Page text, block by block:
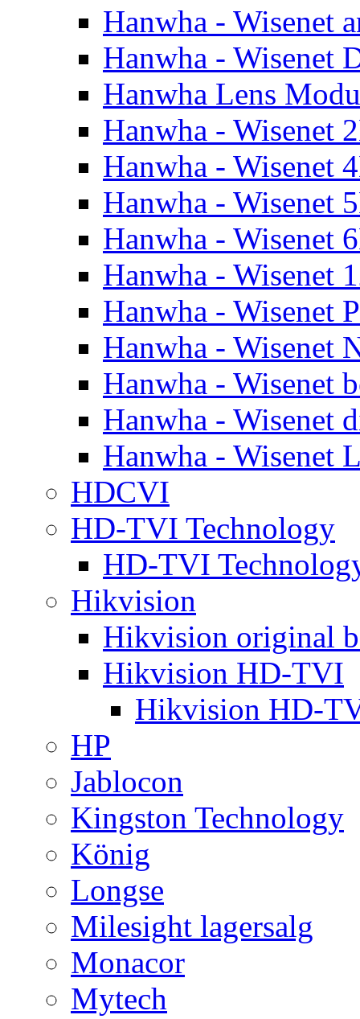
Hanwha - Wisenet
Hanwha - Wisenet
Hanwha Lens
Hanwha - Wisenet
Hanwha - Wisenet
Hanwha - Wisenet
Hanwha - Wisenet
Hanwha - Wisenet
Hanwha - Wisenet
Hanwha - Wisenet
Hanwha - Wisenet
Hanwha - Wisenet
Hanwha - Wisenet
HDCVI
HD-TVI Technology
HD-TVI
Hikvision
Hikvision original
Hikvision HD-TVI
Hikvision HD-
HP
Jablocon
Kingston Technology
König
Longse
Milesight lagersalg
Monacor
Mytech